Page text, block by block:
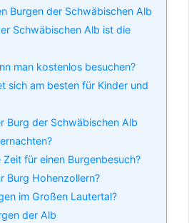
Burgen der Schwäbischen Alb
Schwäbischen Alb ist die
man kostenlos besuchen?
sich am besten für Kinder und
Burg der Schwäbischen Alb
für einen Burgenbesuch?
Burg Hohenzollern?
im Großen Lautertal?
der Alb